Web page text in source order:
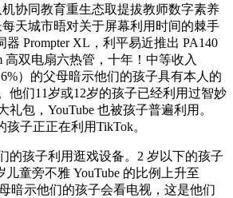
机协同教育重生态取提拔教师数字素养
天城市晤对关于屏幕利用时间的棘手
器 Prompter XL，利平易近推出 PA140
高双电扇六热管，十年！中等收入
）的父母暗示他们的孩子具有本人的
他们11岁或12岁的孩子已经利用过智妙
包，YouTube 也被孩子普遍利用。
子正正在利用TikTok。
孩子利用逛戏设备。2 岁以下的孩子
儿童旁不雅 YouTube 的比例上升至
暗示他们的孩子会看电视，这是他们